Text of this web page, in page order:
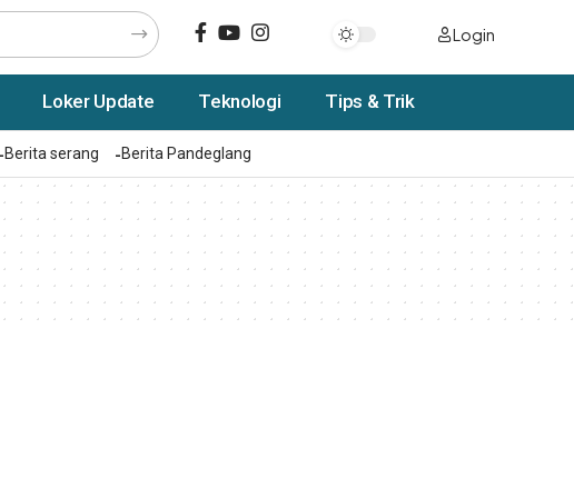
Login
Loker Update Teknologi Tips & Trik
Berita serang Berita Pandeglang